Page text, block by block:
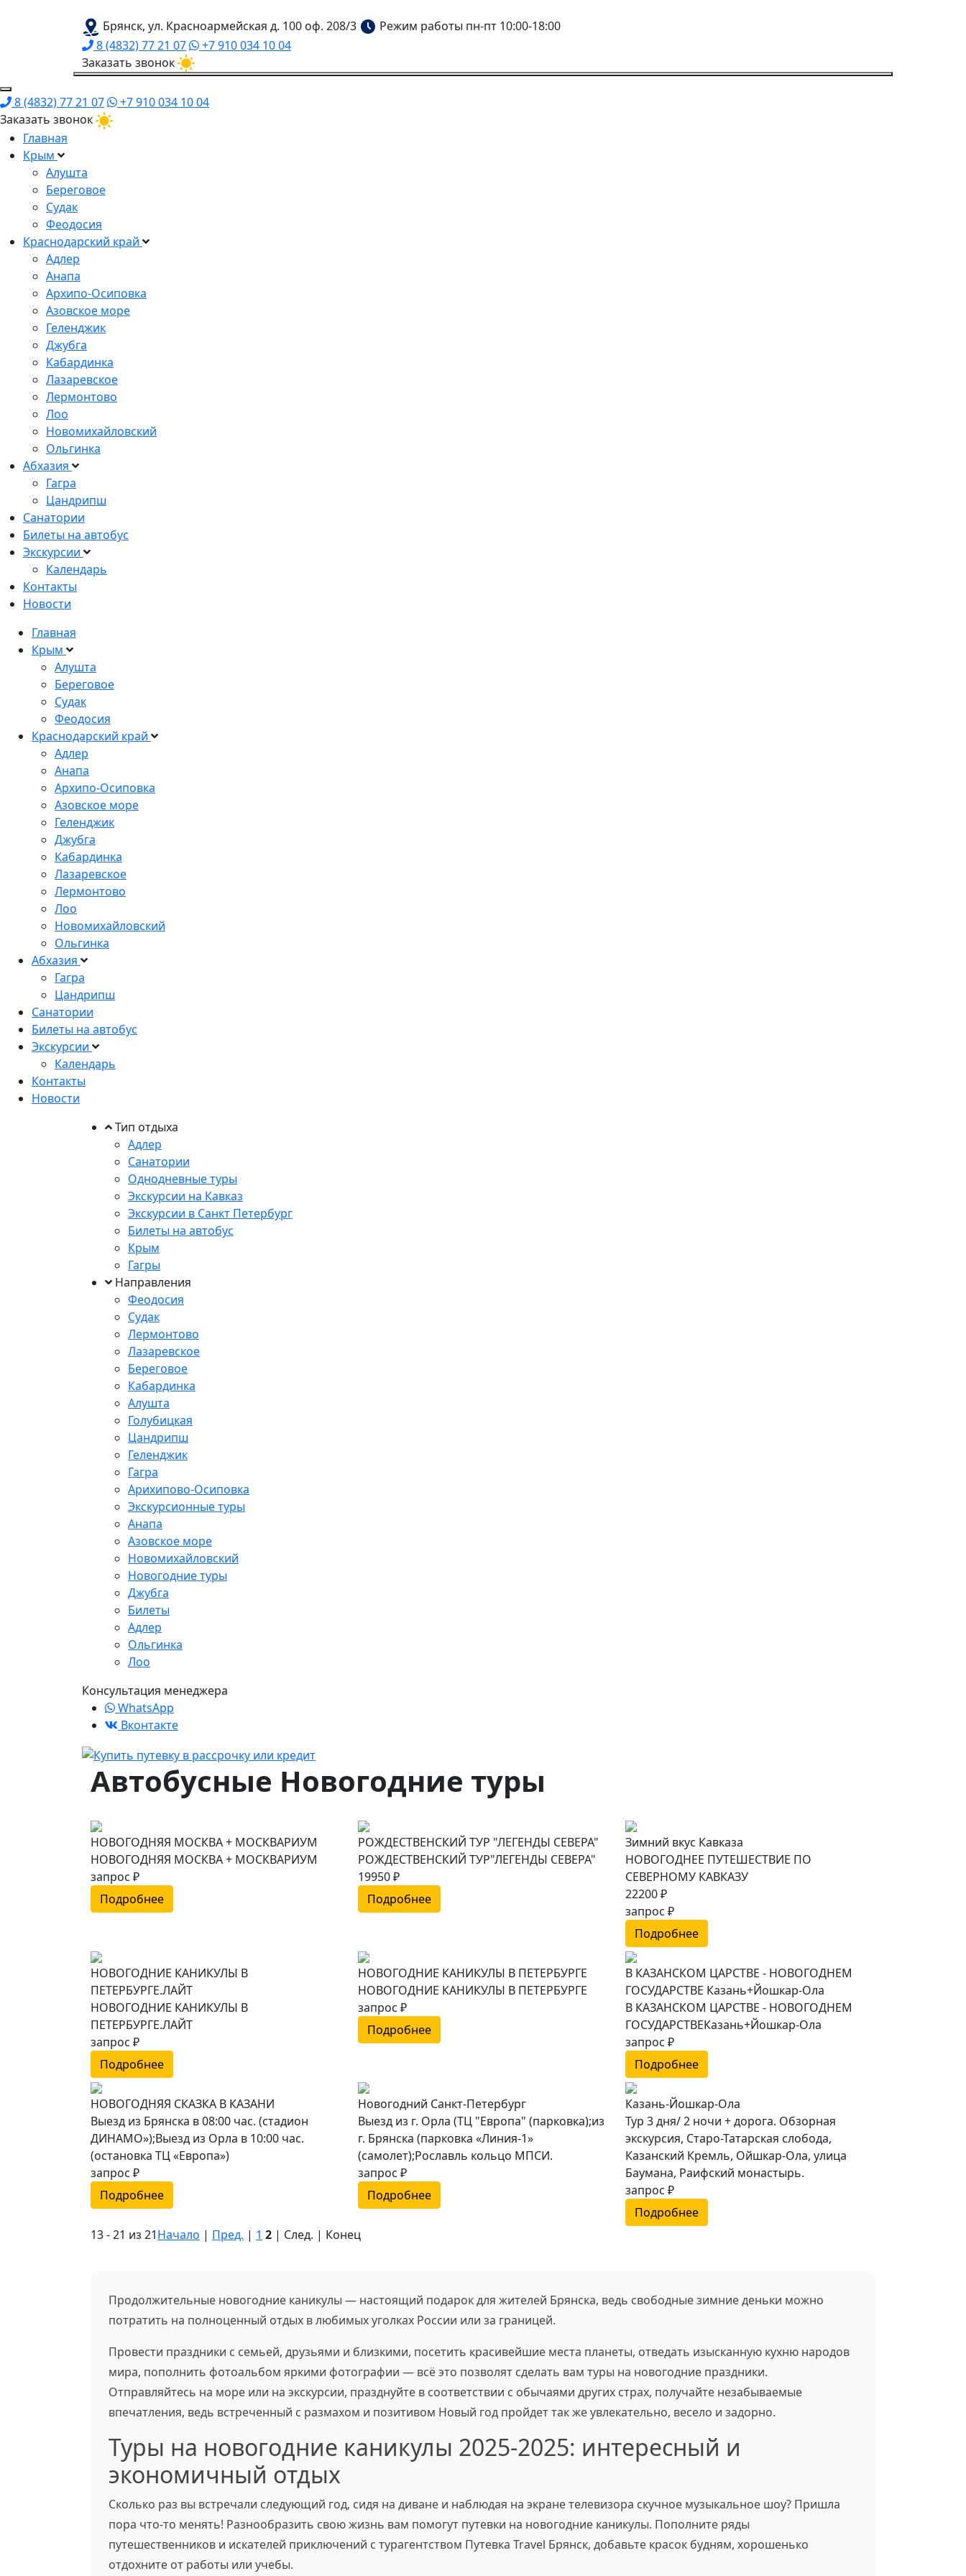
Брянск, ул. Красноармейская д. 100 оф. 208/3
Режим работы пн-пт 10:00-18:00
8 (4832) 77 21 07
+7 910 034 10 04
Заказать звонок
8 (4832) 77 21 07
+7 910 034 10 04
Заказать звонок
Главная
Крым
Алушта
Береговое
Судак
Феодосия
Краснодарский край
Адлер
Анапа
Архипо-Осиповка
Азовское море
Геленджик
Джубга
Кабардинка
Лазаревское
Лермонтово
Лоо
Новомихайловский
Ольгинка
Абхазия
Гагра
Цандрипш
Санатории
Билеты на автобус
Экскурсии
Календарь
Контакты
Новости
Главная
Крым
Алушта
Береговое
Судак
Феодосия
Краснодарский край
Адлер
Анапа
Архипо-Осиповка
Азовское море
Геленджик
Джубга
Кабардинка
Лазаревское
Лермонтово
Лоо
Новомихайловский
Ольгинка
Абхазия
Гагра
Цандрипш
Санатории
Билеты на автобус
Экскурсии
Календарь
Контакты
Новости
Тип отдыха
Адлер
Санатории
Однодневные туры
Экскурсии на Кавказ
Экскурсии в Санкт Петербург
Билеты на автобус
Крым
Гагры
Направления
Феодосия
Судак
Лермонтово
Лазаревское
Береговое
Кабардинка
Алушта
Голубицкая
Цандрипш
Геленджик
Гагра
Арихипово-Осиповка
Экскурсионные туры
Анапа
Азовское море
Новомихайловский
Новогодние туры
Джубга
Билеты
Адлер
Ольгинка
Лоо
Консультация менеджера
WhatsApp
Вконтакте
Автобусные Новогодние туры
НОВОГОДНЯЯ МОСКВА + МОСКВАРИУМ
НОВОГОДНЯЯ МОСКВА + МОСКВАРИУМ
запрос ₽
Подробнее
РОЖДЕСТВЕНСКИЙ ТУР "ЛЕГЕНДЫ СЕВЕРА"
РОЖДЕСТВЕНСКИЙ ТУР"ЛЕГЕНДЫ СЕВЕРА"
19950 ₽
Подробнее
Зимний вкус Кавказа
НОВОГОДНЕЕ ПУТЕШЕСТВИЕ ПО
СЕВЕРНОМУ КАВКАЗУ
22200 ₽
запрос ₽
Подробнее
НОВОГОДНИЕ КАНИКУЛЫ В
ПЕТЕРБУРГЕ.ЛАЙТ
НОВОГОДНИЕ КАНИКУЛЫ В
ПЕТЕРБУРГЕ.ЛАЙТ
запрос ₽
Подробнее
НОВОГОДНИЕ КАНИКУЛЫ В ПЕТЕРБУРГЕ
НОВОГОДНИЕ КАНИКУЛЫ В ПЕТЕРБУРГЕ
запрос ₽
Подробнее
В КАЗАНСКОМ ЦАРСТВЕ - НОВОГОДНЕМ
ГОСУДАРСТВЕ Казань+Йошкар-Ола
В КАЗАНСКОМ ЦАРСТВЕ - НОВОГОДНЕМ
ГОСУДАРСТВЕКазань+Йошкар-Ола
запрос ₽
Подробнее
НОВОГОДНЯЯ СКАЗКА В КАЗАНИ
Выезд из Брянска в 08:00 час. (стадион
ДИНАМО»);Выезд из Орла в 10:00 час.
(остановка ТЦ «Европа»)
запрос ₽
Подробнее
Новогодний Санкт-Петербург
Выезд из г. Орла (ТЦ "Европа" (парковка);из
г. Брянска (парковка «Линия-1»
(самолет);Рославль кольцо МПСИ.
запрос ₽
Подробнее
Казань-Йошкар-Ола
Тур 3 дня/ 2 ночи + дорога. Обзорная
экскурсия, Старо-Татарская слобода,
Казанский Кремль, Ойшкар-Ола, улица
Баумана, Раифский монастырь.
запрос ₽
Подробнее
13 - 21 из 21Начало | Пред. | 1 2 | След. | Конец
Продолжительные новогодние каникулы — настоящий подарок для жителей Брянска, ведь свободные зимние деньки можно
потратить на полноценный отдых в любимых уголках России или за границей.
Провести праздники с семьей, друзьями и близкими, посетить красивейшие места планеты, отведать изысканную кухню народов
мира, пополнить фотоальбом яркими фотографии — всё это позволят сделать вам туры на новогодние праздники.
Отправляйтесь на море или на экскурсии, празднуйте в соответствии с обычаями других страх, получайте незабываемые
впечатления, ведь встреченный с размахом и позитивом Новый год пройдет так же увлекательно, весело и задорно.
Туры на новогодние каникулы 2025-2025: интересный и
экономичный отдых
Сколько раз вы встречали следующий год, сидя на диване и наблюдая на экране телевизора скучное музыкальное шоу? Пришла
пора что-то менять! Разнообразить свою жизнь вам помогут путевки на новогодние каникулы. Пополните ряды
путешественников и искателей приключений с турагентством Путевка Travel Брянск, добавьте красок будням, хорошенько
отдохните от работы или учебы.